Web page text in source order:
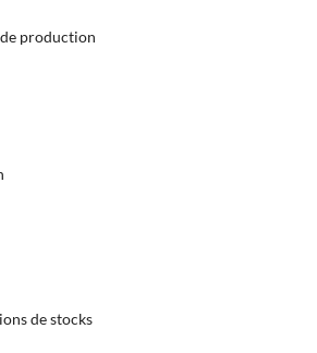
production
de stocks